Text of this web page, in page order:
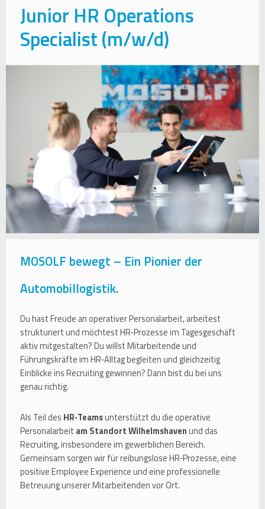
Junior HR Operations
Specialist (m/w/d)
MOSOLF bewegt – Ein Pionier der
Automobillogistik.
Du hast Freude an operativer Personalarbeit, arbeitest
strukturiert und möchtest HR‑Prozesse im Tagesgeschäft
aktiv mitgestalten? Du willst Mitarbeitende und
Führungskräfte im HR‑Alltag begleiten und gleichzeitig
Einblicke ins Recruiting gewinnen? Dann bist du bei uns
genau richtig.
Als Teil des HR‑Teamsunterstützt du die operative
Personalarbeit am Standort Wilhelmshavenund das
Recruiting, insbesondere im gewerblichen Bereich.
Gemeinsam sorgen wir für reibungslose HR‑Prozesse, eine
positive Employee Experience und eine professionelle
Betreuung unserer Mitarbeitenden vor Ort.